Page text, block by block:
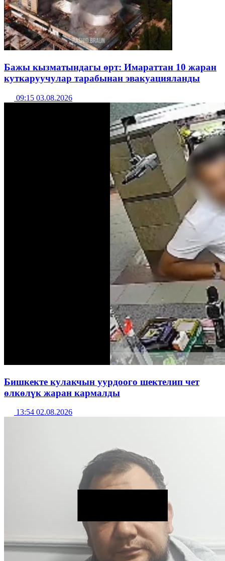
Бажы кызматындагы өрт: Имараттан 10 жаран
куткаруучулар тарабынан эвакуацияланды
09:15 03.08.2026
Бишкекте кулакчын уурдоого шектелип чет
өлкөлүк жаран кармалды
13:54 02.08.2026